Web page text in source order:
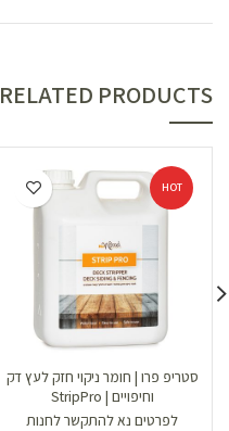
RELATED PRODUCTS
HOT
סטריפ פרו | חומר ניקוי חזק לעץ דק
וחיפויים | StripPro
לפרטים נא להתקשר לחנות